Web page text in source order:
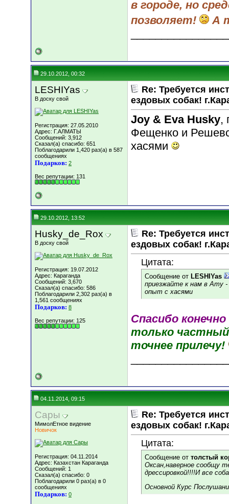
в городе, но
позволяет!
А
29.10.2012, 00:32
LESHIYas
В доску свой
Регистрация: 27.05.2010
Адрес: Г.АЛМАТЫ
Сообщений: 3,912
Сказал(а) спасибо: 651
Поблагодарили 1,420 раз(а) в 587
сообщениях
Подарков: 2
Вес репутации: 131
Re: Требуется
ездовых собак!
Joy & Eva Husky,
Фещенко и
хасями
29.10.2012, 13:52
Husky_de_Rox
В доску свой
Регистрация: 19.07.2012
Адрес: Караганда
Сообщений: 3,670
Сказал(а) спасибо: 586
Поблагодарили 2,302 раз(а) в
1,561 сообщениях
Подарков: 8
Вес репутации: 125
Re: Требуется
ездовых собак!
Цитата:
Сообщение от LESHIYas
приезжайте к нам в Ату
опыт с хасями
Спасибо
только
точнее прилечу!
04.11.2014, 09:15
Сары
МимолЕтное видение
Новичок
Регистрация: 04.11.2014
Адрес: Казахстан Караганда
Сообщений: 1
Сказал(а) спасибо: 0
Поблагодарили 0 раз(а) в 0
сообщениях
Подарков: 0
Re: Требуется
ездовых собак!
Цитата:
Сообщение от толстый
Оксан,наверное сообщу
дрессировкой!!!!И все
Основной Курс